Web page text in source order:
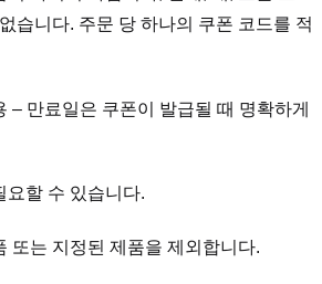
습니다. 주문 당 하나의 쿠폰 코드를 적
– 만료일은 쿠폰이 발급될 때 명확하게
요할 수 있습니다.
또는 지정된 제품을 제외합니다.